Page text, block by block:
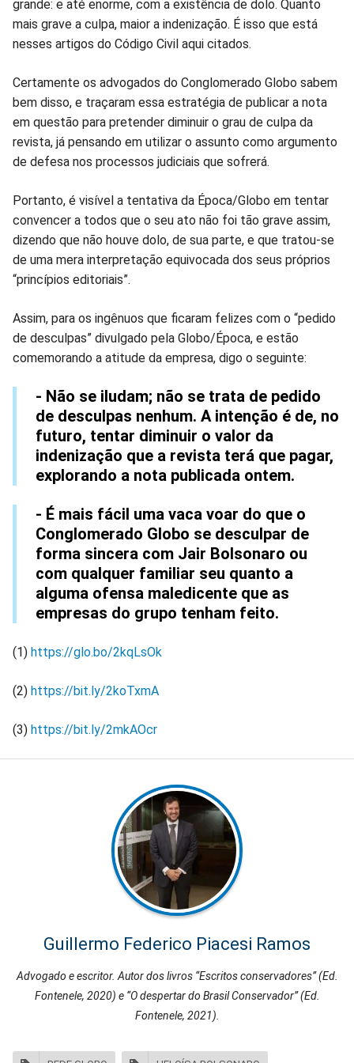
grande: e até enorme, com a existência de dolo. Quanto
mais grave a culpa, maior a indenização. É isso que está
nesses artigos do Código Civil aqui citados.
Certamente os advogados do Conglomerado Globo sabem
bem disso, e traçaram essa estratégia de publicar a nota
em questão para pretender diminuir o grau de culpa da
revista, já pensando em utilizar o assunto como argumento
de defesa nos processos judiciais que sofrerá.
Portanto, é visível a tentativa da Época/Globo em tentar
convencer a todos que o seu ato não foi tão grave assim,
dizendo que não houve dolo, de sua parte, e que tratou-se
de uma mera interpretação equivocada dos seus próprios
“princípios editoriais”.
Assim, para os ingênuos que ficaram felizes com o “pedido
de desculpas” divulgado pela Globo/Época, e estão
comemorando a atitude da empresa, digo o seguinte:
- Não se iludam; não se trata de pedido
de desculpas nenhum. A intenção é de, no
futuro, tentar diminuir o valor da
indenização que a revista terá que pagar,
explorando a nota publicada ontem.
- É mais fácil uma vaca voar do que o
Conglomerado Globo se desculpar de
forma sincera com Jair Bolsonaro ou
com qualquer familiar seu quanto a
alguma ofensa maledicente que as
empresas do grupo tenham feito.
(1) https://glo.bo/2kqLsOk
(2) https://bit.ly/2koTxmA
(3) https://bit.ly/2mkAOcr
Guillermo Federico Piacesi Ramos
Advogado e escritor. Autor dos livros “Escritos conservadores” (Ed.
Fontenele, 2020) e “O despertar do Brasil Conservador” (Ed.
Fontenele, 2021).